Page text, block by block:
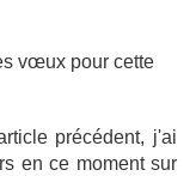
vœux pour cette
précédent, j'ai
en ce moment sur